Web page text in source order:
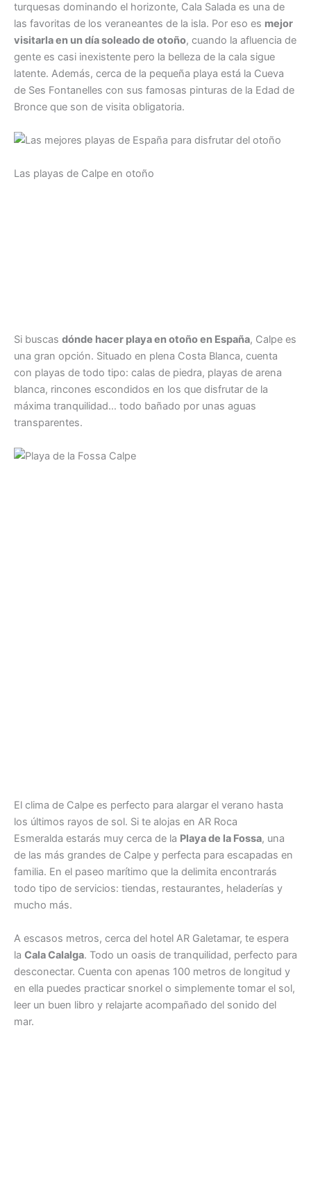
turquesas dominando el horizonte, Cala Salada es una de
las favoritas de los veraneantes de la isla. Por eso es mejor
visitarla en un día soleado de otoño, cuando la afluencia de
gente es casi inexistente pero la belleza de la cala sigue
latente. Además, cerca de la pequeña playa está la Cueva
de Ses Fontanelles con sus famosas pinturas de la Edad de
Bronce que son de visita obligatoria.
Las playas de Calpe en otoño
Si buscas dónde hacer playa en otoño en España, Calpe es
una gran opción. Situado en plena Costa Blanca, cuenta
con playas de todo tipo: calas de piedra, playas de arena
blanca, rincones escondidos en los que disfrutar de la
máxima tranquilidad… todo bañado por unas aguas
transparentes.
El clima de Calpe es perfecto para alargar el verano hasta
los últimos rayos de sol. Si te alojas en AR Roca
Esmeralda estarás muy cerca de la Playa de la Fossa, una
de las más grandes de Calpe y perfecta para escapadas en
familia. En el paseo marítimo que la delimita encontrarás
todo tipo de servicios: tiendas, restaurantes, heladerías y
mucho más.
A escasos metros, cerca del hotel AR Galetamar, te espera
la Cala Calalga. Todo un oasis de tranquilidad, perfecto para
desconectar. Cuenta con apenas 100 metros de longitud y
en ella puedes practicar snorkel o simplemente tomar el sol,
leer un buen libro y relajarte acompañado del sonido del
mar.